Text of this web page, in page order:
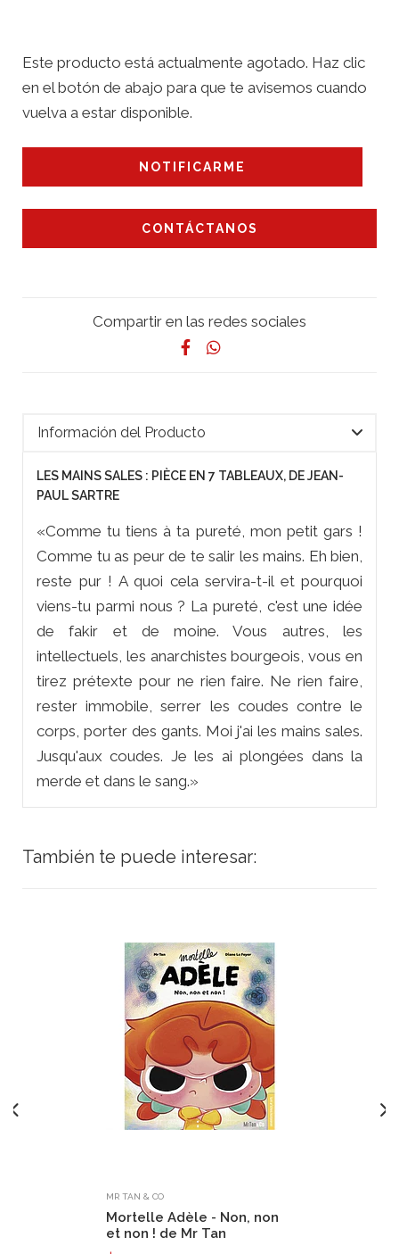
Este producto está actualmente agotado. Haz clic
en el botón de abajo para que te avisemos cuando
vuelva a estar disponible.
NOTIFICARME
CONTÁCTANOS
Compartir en las redes sociales
Información del Producto
LES MAINS SALES : PIÈCE EN 7 TABLEAUX, DE JEAN-
PAUL SARTRE
«Comme tu tiens à ta pureté, mon petit gars !
Comme tu as peur de te salir les mains. Eh bien,
reste pur ! A quoi cela servira-t-il et pourquoi
viens-tu parmi nous ? La pureté, c'est une idée
de fakir et de moine. Vous autres, les
intellectuels, les anarchistes bourgeois, vous en
tirez prétexte pour ne rien faire. Ne rien faire,
rester immobile, serrer les coudes contre le
corps, porter des gants. Moi j'ai les mains sales.
Jusqu'aux coudes. Je les ai plongées dans la
merde et dans le sang.»
También te puede interesar:
MR TAN & CO
Mortelle Adèle - Non, non
et non ! de Mr Tan